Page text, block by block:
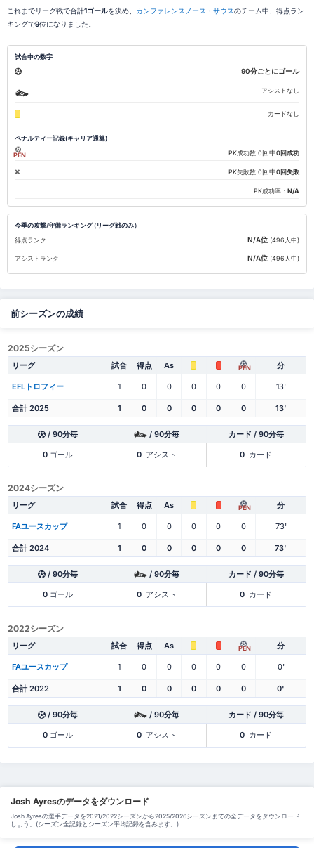
これまでリーグ戦で合計1ゴールを決め、 カンファレンスノース・サウスのチーム中、得点ラン
キングで9位になりました。
試合中の数字
90分ごとにゴール
アシストなし
カードなし
ペナルティー記録(キャリア通算)
PEN PK成功数 0 回中0回成功
PK失敗数 0回中0回失敗
PK成功率：N/A
今季の攻撃/守備ランキング (リーグ戦のみ）
得点ランク
N/A位 (496人中)
アシストランク N/A位 (496人中)
前シーズンの成績
2025シーズン
リーグ 試合 得点 As PEN 分
EFLトロフィー 1 0 0 0 0 0 13'
合計 2025 1 0 0 0 0 0 13'
/ 90分毎 / 90分毎 カード / 90分毎
0ゴール 0 アシスト 0 カード
2024シーズン
リーグ 試合 得点 As PEN 分
FAユースカップ 1 0 0 0 0 0 73'
合計 2024 1 0 0 0 0 0 73'
/ 90分毎 / 90分毎 カード / 90分毎
0ゴール 0 アシスト 0 カード
2022シーズン
リーグ 試合 得点 As PEN 分
FAユースカップ 1 0 0 0 0 0 0'
合計 2022 1 0 0 0 0 0 0'
/ 90分毎 / 90分毎 カード / 90分毎
0ゴール 0 アシスト 0 カード
Josh Ayresのデータをダウンロード
Josh Ayresの選手データを2021/2022シーズンから2025/2026シーズンまでの全データをダウンロード
しよう。(シーズン全記録とシーズン平均記録を含みます。)